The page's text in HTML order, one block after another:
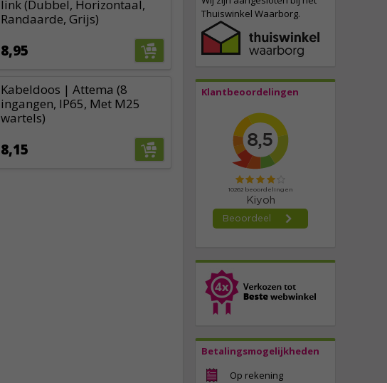
Thuiswinkel Waarborg.
Klantbeoordelingen
Betalingsmogelijkheden
Op rekening
link (Dubbel, Horizontaal,
Randaarde, Grijs)
8,95
Kabeldoos | Attema (8
ingangen, IP65, Met M25
wartels)
8,15